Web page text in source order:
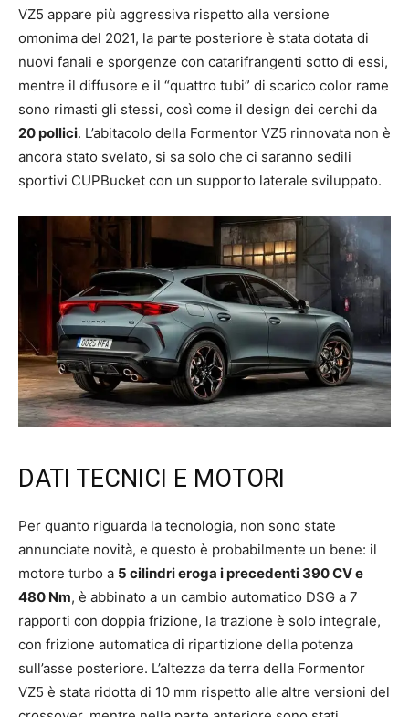
VZ5 appare più aggressiva rispetto alla versione
omonima del 2021, la parte posteriore è stata dotata di
nuovi fanali e sporgenze con catarifrangenti sotto di essi,
mentre il diffusore e il “quattro tubi” di scarico color rame
sono rimasti gli stessi, così come il design dei cerchi da
20 pollici. L’abitacolo della Formentor VZ5 rinnovata non è
ancora stato svelato, si sa solo che ci saranno sedili
sportivi CUPBucket con un supporto laterale sviluppato.
DATI TECNICI E MOTORI
Per quanto riguarda la tecnologia, non sono state
annunciate novità, e questo è probabilmente un bene: il
motore turbo a 5 cilindri eroga i precedenti 390 CV e
480 Nm, è abbinato a un cambio automatico DSG a 7
rapporti con doppia frizione, la trazione è solo integrale,
con frizione automatica di ripartizione della potenza
sull’asse posteriore. L’altezza da terra della Formentor
VZ5 è stata ridotta di 10 mm rispetto alle altre versioni del